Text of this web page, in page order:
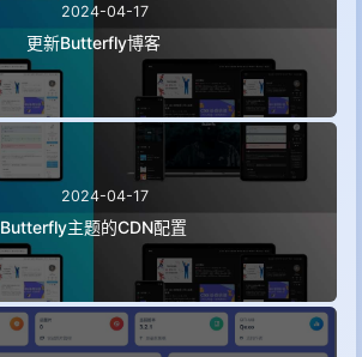
2024-04-17
更新Butterfly博客
2024-04-17
Butterfly主题的CDN配置